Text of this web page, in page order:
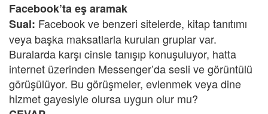
Facebook’ta eş aramak
Sual: Facebook ve benzeri sitelerde, kitap tanıtımı
veya başka maksatlarla kurulan gruplar var.
Buralarda karşı cinsle tanışıp konuşuluyor, hatta
internet üzerinden Messenger’da sesli ve görüntülü
görüşülüyor. Bu görüşmeler, evlenmek veya dine
hizmet gayesiyle olursa uygun olur mu?